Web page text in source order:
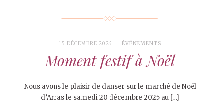
15 DÉCEMBRE 2025 ÉVÉNEMENTS
Moment festif à Noël
Nous avons le plaisir de danser sur le marché de Noël
d’Arras le samedi 20 décembre 2025 au […]